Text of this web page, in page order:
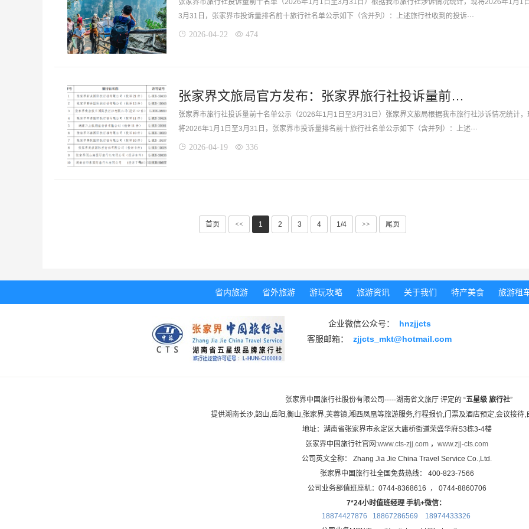
张家界市旅行社投诉量前十名单（2026年1月1日至3月31日）根据我市旅行社涉诉情况统计，现将2026年1月1
3月31日，张家界市投诉量排名前十旅行社名单公示如下（含并列）：上述旅行社收到的投诉···
2026-04-22 474
张家界文旅局官方发布：张家界旅行社投诉量前十名单公示
张家界市旅行社投诉量前十名单公示（2026年1月1日至3月31日）张家界文旅局根据我市旅行社涉诉情况统计，
将2026年1月1日至3月31日，张家界市投诉量排名前十旅行社名单公示如下（含并列）：上述···
2026-04-19 336
首页 << 1 2 3 4 1/4 >> 尾页
省内旅游 省外旅游 游玩攻略 旅游资讯 关于我们 特产美食 旅游租
企业微信公众号：
hnzjjcts
客服邮箱：
zjjcts_mkt@hotmail.com
张家界中国旅行社股份有限公司-----湖南省文旅厅 评定的 “五星级 旅行社”
提供湖南长沙,韶山,岳阳,衡山,张家界,芙蓉镇,湘西凤凰等旅游服务,行程报价,门票及酒店预定,会议接待,
地址：湖南省张家界市永定区大庸桥街道荣盛华府S3栋3-4楼
张家界中国旅行社官网:www.cts-zjj.com ， www.zjj-cts.com
公司英文全称： Zhang Jia Jie China Travel Service Co.,Ltd.
张家界中国旅行社全国免费热线： 400-823-7566
公司业务部值班座机：0744-8368616 ， 0744-8860706
7*24小时值班经理 手机+微信：
18874427876 18867286569
18974433326